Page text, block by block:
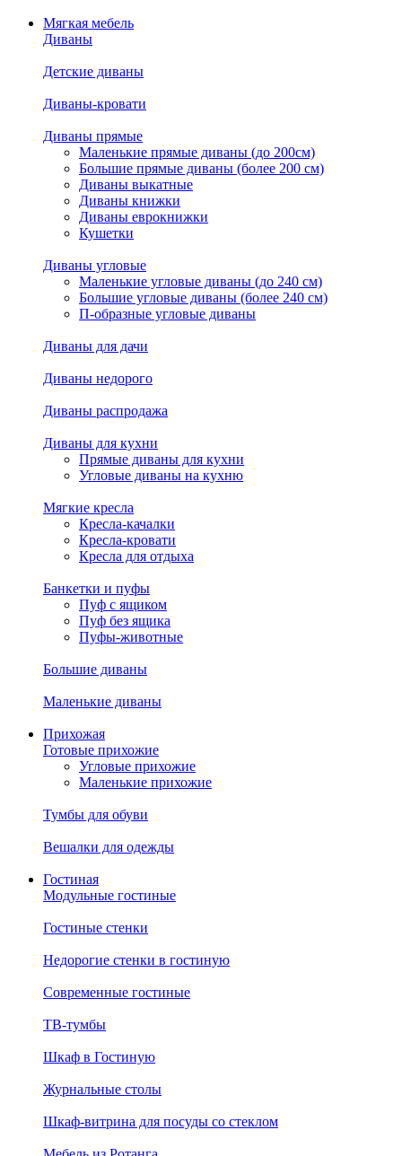
Мягкая мебель
Диваны
Детские диваны
Диваны-кровати
Диваны прямые
Маленькие прямые диваны (до 200см)
Большие прямые диваны (более 200 см)
Диваны выкатные
Диваны книжки
Диваны еврокнижки
Кушетки
Диваны угловые
Маленькие угловые диваны (до 240 см)
Большие угловые диваны (более 240 см)
П-образные угловые диваны
Диваны для дачи
Диваны недорого
Диваны распродажа
Диваны для кухни
Прямые диваны для кухни
Угловые диваны на кухню
Мягкие кресла
Кресла-качалки
Кресла-кровати
Кресла для отдыха
Банкетки и пуфы
Пуф с ящиком
Пуф без ящика
Пуфы-животные
Большие диваны
Маленькие диваны
Прихожая
Готовые прихожие
Угловые прихожие
Маленькие прихожие
Тумбы для обуви
Вешалки для одежды
Гостиная
Модульные гостиные
Гостиные стенки
Недорогие стенки в гостиную
Современные гостиные
ТВ-тумбы
Шкаф в Гостиную
Журнальные столы
Шкаф-витрина для посуды со стеклом